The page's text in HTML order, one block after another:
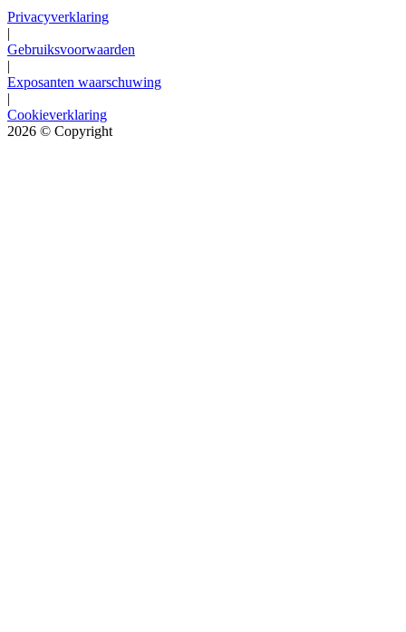
Privacyverklaring
|
Gebruiksvoorwaarden
|
Exposanten waarschuwing
|
Cookieverklaring
2026 © Copyright